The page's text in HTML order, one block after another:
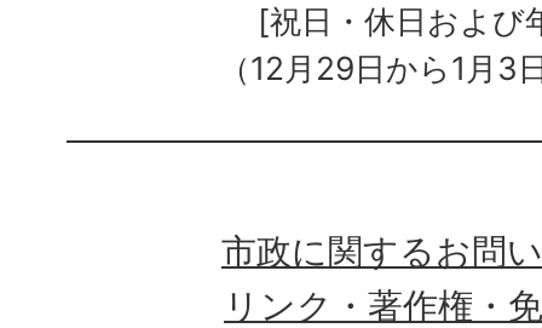
[祝日・休日および
（12月29日から1月3
市政に関するお問
リンク・著作権・